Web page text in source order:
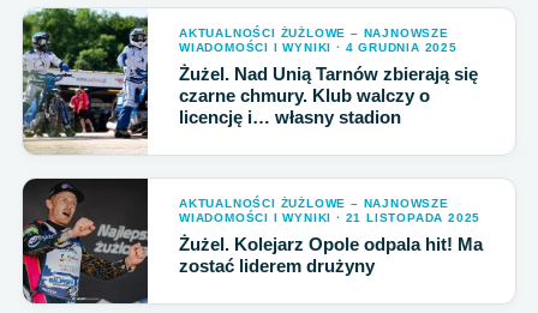
AKTUALNOŚCI ŻUŻLOWE – NAJNOWSZE
WIADOMOŚCI I WYNIKI · 4 GRUDNIA 2025
Żużel. Nad Unią Tarnów zbierają się
czarne chmury. Klub walczy o
licencję i… własny stadion
AKTUALNOŚCI ŻUŻLOWE – NAJNOWSZE
WIADOMOŚCI I WYNIKI · 21 LISTOPADA 2025
Żużel. Kolejarz Opole odpala hit! Ma
zostać liderem drużyny